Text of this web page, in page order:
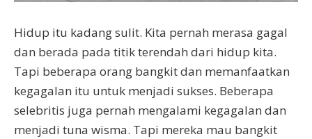
Hidup itu kadang sulit. Kita pernah merasa gagal
dan berada pada titik terendah dari hidup kita.
Tapi beberapa orang bangkit dan memanfaatkan
kegagalan itu untuk menjadi sukses. Beberapa
selebritis juga pernah mengalami kegagalan dan
menjadi tuna wisma. Tapi mereka mau bangkit